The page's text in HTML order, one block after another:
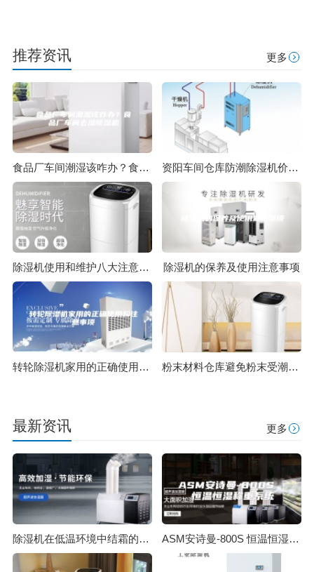
推荐资讯 更多
食品厂车间潮湿该咋办？食品厂车间去湿除湿机 资阳车间仓库防潮除湿机价格超优惠
除湿机使用和维护八大注意事项 除湿机的保养及使用注意事项
转轮除湿机家用的正确使用和注意事项 粉末材料仓库避免粉末受潮结块用除湿机
最新资讯 更多
除湿机在低温环境中结霜的处理办法 ASM安诗曼-800S 恒温恒湿称重系统